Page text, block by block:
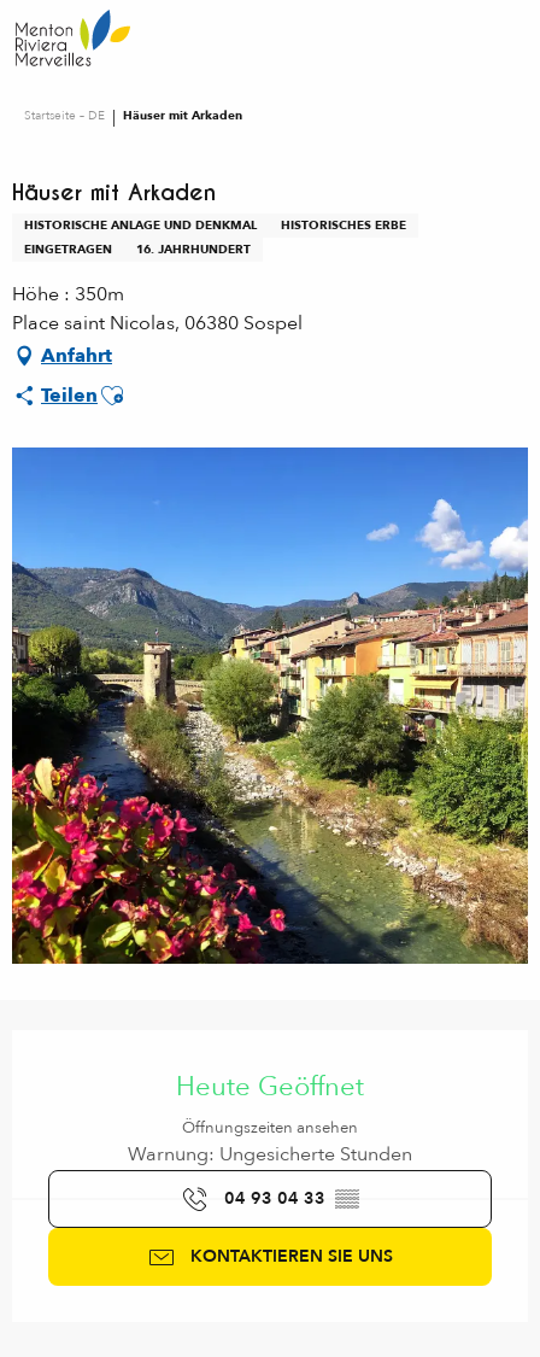
au
contenu
Startseite – DE Häuser mit Arkaden
Häuser mit Arkaden
HISTORISCHE ANLAGE UND DENKMAL
HISTORISCHES ERBE
EINGETRAGEN
16. JAHRHUNDERT
Höhe : 350m
Place saint Nicolas, 06380 Sospel
Anfahrt
TeilenAjouter aux favoris
Heute Geöffnet
Öffnungszeiten ansehen
Warnung: Ungesicherte Stunden
04 93 04 33 ▒▒
KONTAKTIEREN SIE UNS